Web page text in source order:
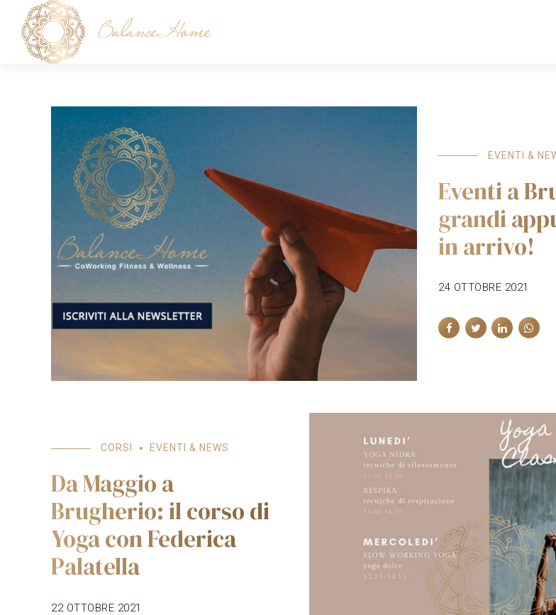
EVENTI &
Eventi a
grandi
in arrivo!
24 OTTOBRE 2021
CORSI EVENTI & NEWS
Da Maggio a
Brugherio: il corso di
Yoga con Federica
Palatella
22 OTTOBRE 2021